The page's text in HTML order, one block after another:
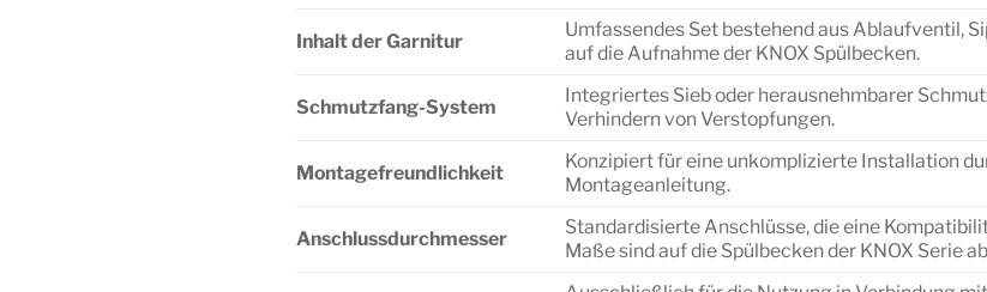
Inhalt der Garnitur
Umfassendes Set bestehend aus Ablaufventil,
auf die Aufnahme der KNOX Spülbecken.
Schmutzfang-System
Integriertes Sieb oder herausnehmbarer
Verhindern von Verstopfungen.
Montagefreundlichkeit
Konzipiert für eine unkomplizierte Installation
Montageanleitung.
Anschlussdurchmesser
Standardisierte Anschlüsse, die eine
Maße sind auf die Spülbecken der KNOX Serie